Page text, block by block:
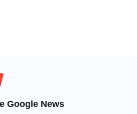
Google News